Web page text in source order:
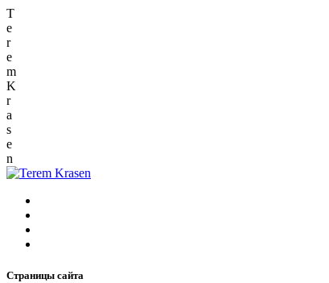
T
e
r
e
m
K
r
a
s
e
n
Страницы сайта